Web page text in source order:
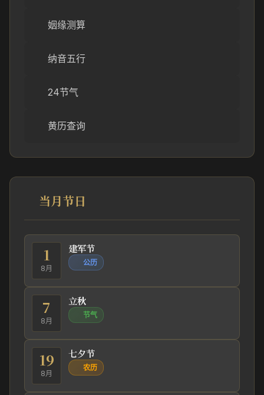
姻缘测算
纳音五行
24节气
黄历查询
当月节日
1
8月
建军节
公历
7
8月
立秋
节气
19
8月
七夕节
农历